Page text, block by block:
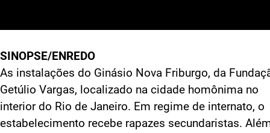
SINOPSE/ENREDO
As instalações do Ginásio Nova Friburgo, da
Getúlio Vargas, localizado na cidade homônima no
interior do Rio de Janeiro. Em regime de internato, o
estabelecimento recebe rapazes secundaristas.